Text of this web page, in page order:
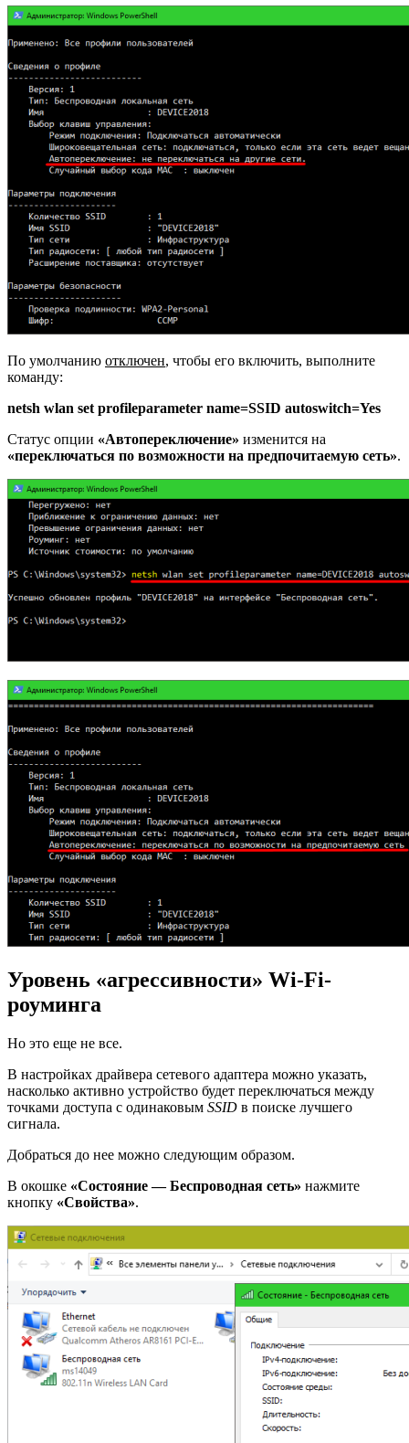
По умолчанию отключен, чтобы его включить, выполните
команду:
netsh wlan set profileparameter name=SSID autoswitch=Yes
Статус опции «Автопереключение» изменится на
«переключаться по возможности на предпочитаемую сеть».
Уровень «агрессивности» Wi-Fi-
роуминга
Но это еще не все.
В настройках драйвера сетевого адаптера можно указать,
насколько активно устройство будет переключаться между
точками доступа с одинаковым SSID в поиске лучшего
сигнала.
Добраться до нее можно следующим образом.
В окошке «Состояние — Беспроводная сеть» нажмите
кнопку «Свойства».